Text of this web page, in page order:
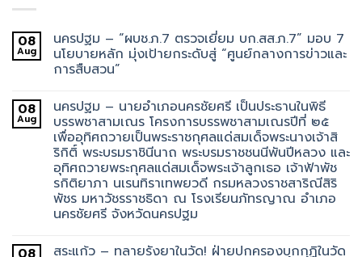
08
Aug
นครปฐม – “ผบช.ภ.7 ตรวจเยี่ยม บก.สส.ภ.7” มอบ 7
นโยบายหลัก มุ่งเป้ายกระดับสู่ “ศูนย์กลางการข่าวและ
การสืบสวน”
08
Aug
นครปฐม – นายอำเภอนครชัยศรี เป็นประธานในพิธี
บรรพชาสามเณร โครงการบรรพชาสามเณรปีที่ ๒๕
เพื่ออุทิศถวายเป็นพระราชกุศลแด่สมเด็จพระนางเจ้าสิ
ริกิติ์ พระบรมราชินีนาถ พระบรมราชชนนีพันปีหลวง และ
อุทิศถวายพระกุศลแด่สมเด็จพระเจ้าลูกเธอ เจ้าฟ้าพัช
รกิติยาภา นเรนทิราเทพยวดี กรมหลวงราชสาริณีสิริ
พัชร มหาวัชรราชธิดา ณ โรงเรียนภัทรญาณ อำเภอ
นครชัยศรี จังหวัดนครปฐม
สระแก้ว – ทลายรังยาในวัด! ฝ่ายปกครองบุกกุฏิในวัด